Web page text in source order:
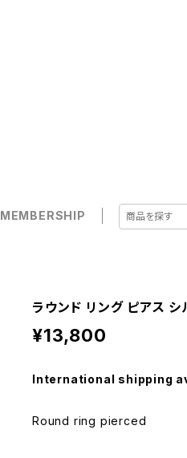
MEMBERSHIP
ラウンド リング ピアス
¥13,800
International shipping
Round ring pierced